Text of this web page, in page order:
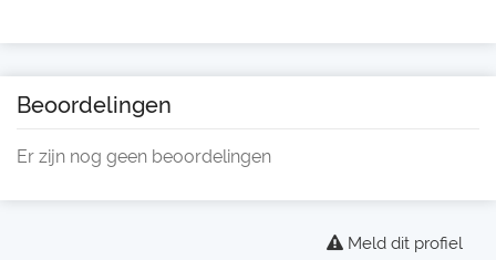
Beoordelingen
Er zijn nog geen beoordelingen
Meld dit profiel